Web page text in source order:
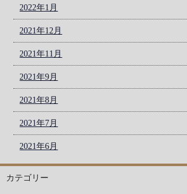
2022年1月
2021年12月
2021年11月
2021年9月
2021年8月
2021年7月
2021年6月
カテゴリー